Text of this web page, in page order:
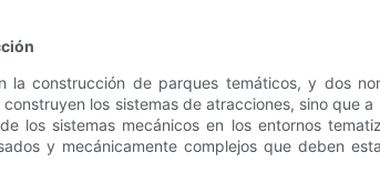
la construcción de parques temáticos, y dos
los sistemas de atracciones, sino que
los sistemas mecánicos en los entornos
​​y mecánicamente complejos que deben